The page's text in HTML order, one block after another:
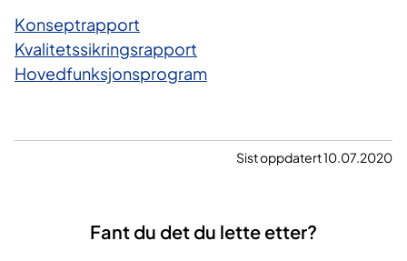
Konseptrapport
Kvalitetssikringsrapport
Hovedfunksjonsprogram
Sist oppdatert 10.07.2020
Fant du det du lette etter?